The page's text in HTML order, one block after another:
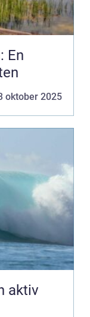
En
oktober 2025
aktiv